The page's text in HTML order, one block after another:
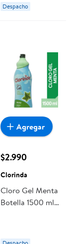
Despacho
$2.990
Clorinda
Cloro Gel Menta
Botella 1500 ml
Agregar